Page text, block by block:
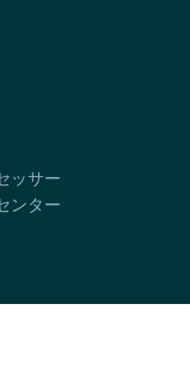
ッサー
ンター